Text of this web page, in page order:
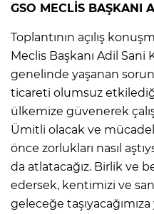
GSO MECLİS BAŞKANI
Toplantının açılış
Meclis Başkanı Adil
genelinde yaşanan
ticareti olumsuz
ülkemize güvenerek
Ümitli olacak ve
önce zorlukları nasıl
da atlatacağız. Birlik ve
edersek, kentimizi ve
geleceğe